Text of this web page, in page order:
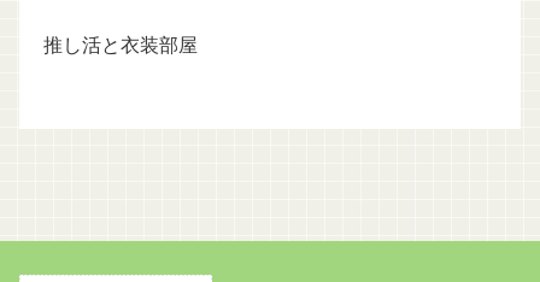
推し活と衣装部屋